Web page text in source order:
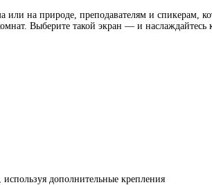
на природе, преподавателям и спикерам,
Выберите такой экран — и
дополнительные крепления